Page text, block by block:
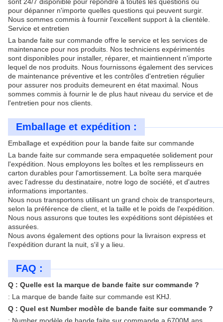
pour dépanner n'importe quelles questions qui peuvent surgir.
Nous sommes commis à fournir l'excellent support à la clientèle.
Service et entretien
La bande faite sur commande offre le service et les services de
maintenance pour nos produits. Nos techniciens expérimentés
sont disponibles pour installer, réparer, et maintiennent n'importe
lequel de nos produits. Nous fournissons également des services
de maintenance préventive et les contrôles d'entretien régulier
pour assurer nos produits demeurent en état maximal. Nous
sommes commis à fournir le de plus haut niveau du service et de
l'entretien pour nos clients.
Emballage et expédition :
Emballage et expédition pour la bande faite sur commande
La bande faite sur commande sera empaquetée solidement pour
l'expédition. Nous employons les boîtes et les remplisseurs en
carton durables pour l'amortissement. La boîte sera marquée
avec l'adresse du destinataire, notre logo de société, et d'autres
informations importantes.
Nous nous transportons utilisant un grand choix de transporteurs,
selon la préférence de client, et la taille et le poids de l'expédition.
Nous nous assurons que toutes les expéditions sont dépistées et
assurées.
Nous avons également des options pour la livraison express et
l'expédition durant la nuit, s'il y a lieu.
FAQ :
Q : Quelle est la marque de bande faite sur commande ?
: La marque de bande faite sur commande est KHJ.
Q : Quel est Number modèle de bande faite sur commande ?